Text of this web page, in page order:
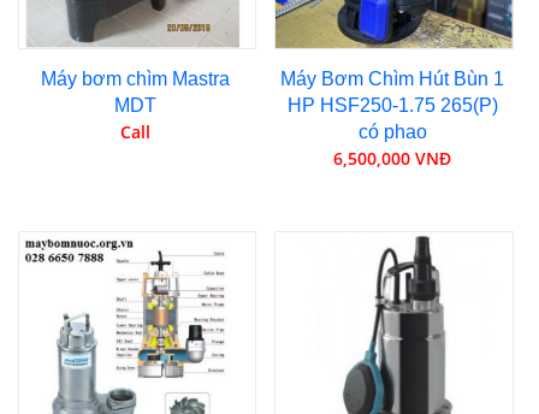
Máy bơm chìm Mastra
MDT
Call
Máy Bơm Chìm Hút Bùn 1
HP HSF250-1.75 265(P)
có phao
6,500,000 VNĐ